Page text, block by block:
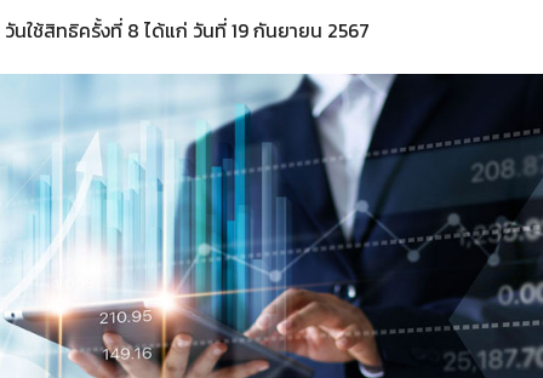
นใช้สิทธิครั้งที่ 8 ได้แก่ วันที่ 19 กันยายน 2567